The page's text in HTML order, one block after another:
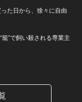
た日から、徐々に自由
”で飼い殺される専業主